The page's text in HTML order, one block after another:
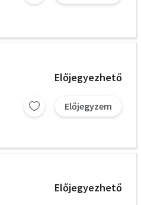
Előjegyezhető
Előjegyzem
Előjegyezhető